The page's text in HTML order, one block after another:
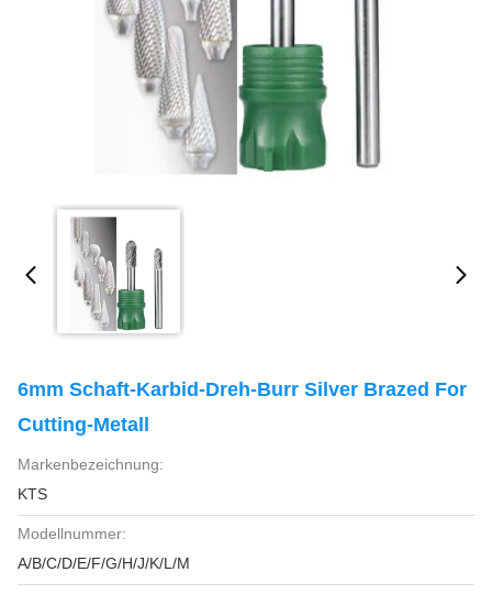
6mm Schaft-Karbid-Dreh-Burr Silver Brazed For
Cutting-Metall
Markenbezeichnung:
KTS
Modellnummer:
A/B/C/D/E/F/G/H/J/K/L/M